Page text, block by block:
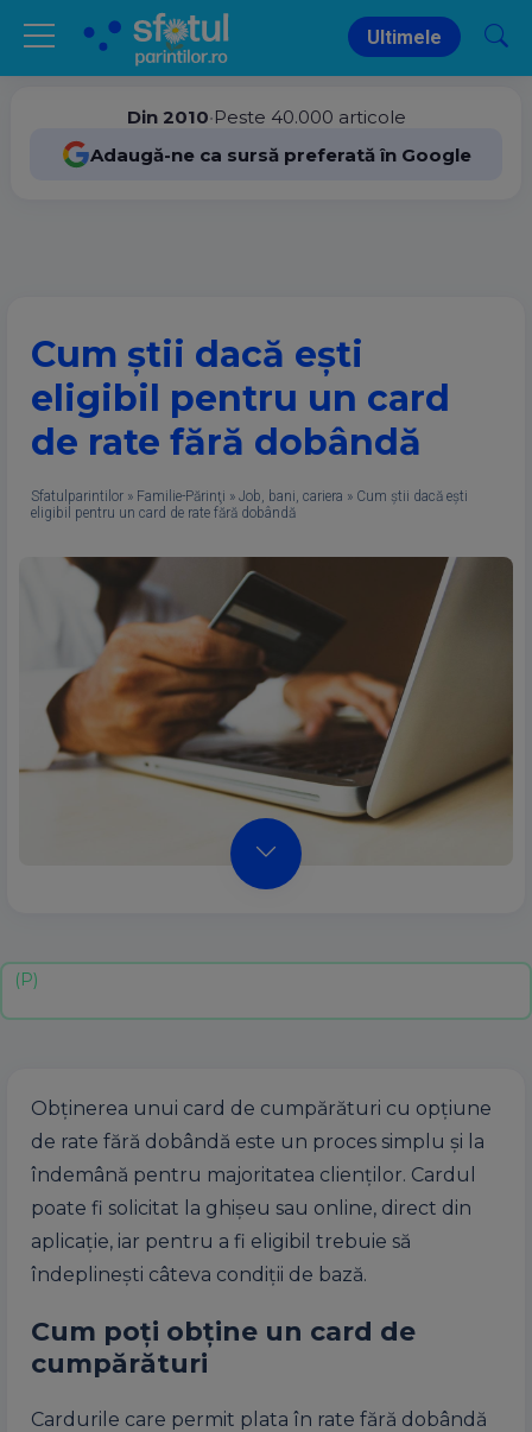
Ultimele
Din 2010•Peste 40.000 articole
Adaugă-ne ca sursă preferată în Google
Cum știi dacă ești
eligibil pentru un card
de rate fără dobândă
Sfatulparintilor » Familie-Părinţi » Job, bani, cariera » Cum știi dacă ești
eligibil pentru un card de rate fără dobândă
Obținerea unui card de cumpărături cu opțiune
de rate fără dobândă este un proces simplu și la
îndemână pentru majoritatea clienților. Cardul
poate fi solicitat la ghișeu sau online, direct din
aplicație, iar pentru a fi eligibil trebuie să
îndeplinești câteva condiții de bază.
Cum poți obține un card de
cumpărături
Cardurile care permit plata în rate fără dobândă